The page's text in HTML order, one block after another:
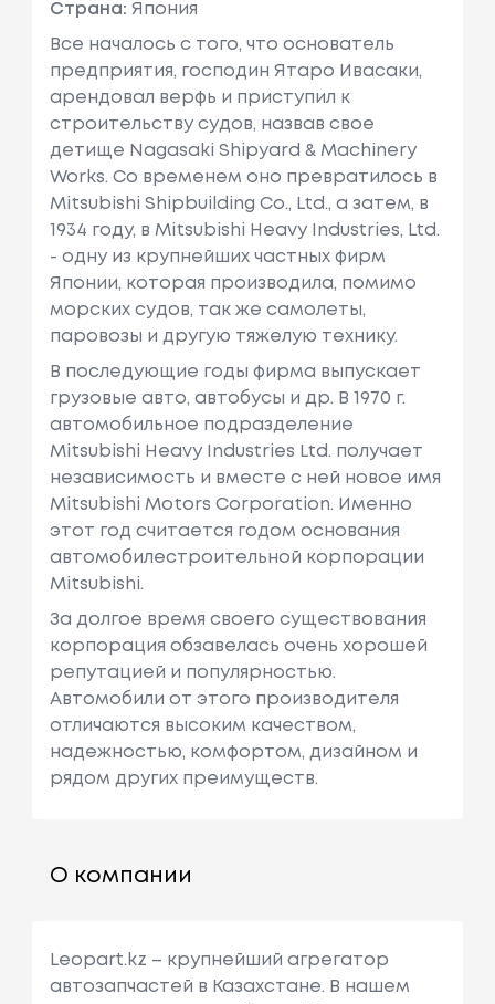
Страна: Япония
Все началось с того, что основатель
предприятия, господин Ятаро Ивасаки,
арендовал верфь и приступил к
строительству судов, назвав свое
детище Nagasaki Shipyard & Machinery
Works. Со временем оно превратилось в
Mitsubishi Shipbuilding Co., Ltd., а затем, в
1934 году, в Mitsubishi Heavy Industries, Ltd.
- одну из крупнейших частных фирм
Японии, которая производила, помимо
морских судов, так же самолеты,
паровозы и другую тяжелую технику.
В последующие годы фирма выпускает
грузовые авто, автобусы и др. В 1970 г.
автомобильное подразделение
Mitsubishi Heavy Industries Ltd. получает
независимость и вместе с ней новое имя
Mitsubishi Motors Corporation. Именно
этот год считается годом основания
автомобилестроительной корпорации
Mitsubishi.
За долгое время своего существования
корпорация обзавелась очень хорошей
репутацией и популярностью.
Автомобили от этого производителя
отличаются высоким качеством,
надежностью, комфортом, дизайном и
рядом других преимуществ.
О компании
Leopart.kz – крупнейший агрегатор
автозапчастей в Казахстане. В нашем